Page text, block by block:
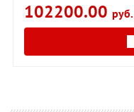
102200.00 руб.